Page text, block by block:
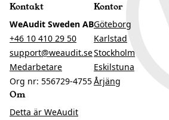
Kontakt
WeAudit Sweden AB
+46 10 410 29 50
support@weaudit.se
Medarbetare
Org nr: 556729-4755
Kontor
Göteborg
Karlstad
Stockholm
Eskilstuna
Årjäng
Om
Detta är WeAudit